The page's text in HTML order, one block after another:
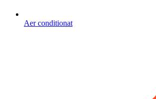
Aer conditionat